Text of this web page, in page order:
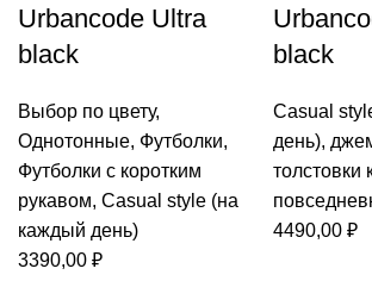
Urbancode Ultra
black
Выбор по цвету,
Однотонные, Футболки,
Футболки с коротким
рукавом, Casual style (на
каждый день)
3390,00 ₽
black
Casual
день),
толстовки
4490,00 ₽